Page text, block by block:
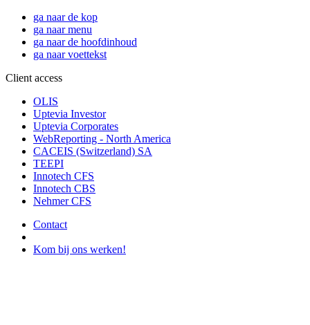
ga naar de kop
ga naar menu
ga naar de hoofdinhoud
ga naar voettekst
Client access
OLIS
Uptevia Investor
Uptevia Corporates
WebReporting - North America
CACEIS (Switzerland) SA
TEEPI
Innotech CFS
Innotech CBS
Nehmer CFS
Contact
Kom bij ons werken!